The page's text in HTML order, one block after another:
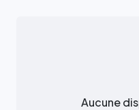
Aucune